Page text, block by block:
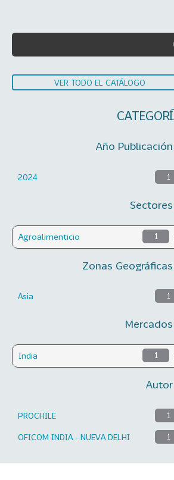
VER TODO EL CATÁLOGO
Año Publicación
2024 1
Sectores
Agroalimenticio 1
Zonas Geográficas
Asia 1
Mercados
India 1
Autor
PROCHILE 1
OFICOM INDIA - NUEVA DELHI 1